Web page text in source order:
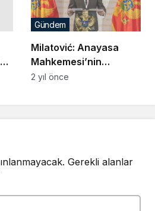
Milatović: Anayasa
Mahkemesi’nin
Bağımsızlığı ve
Gündem
2 yıl önce
Gerekli alanlar